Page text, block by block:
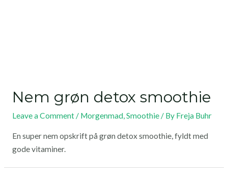
Nem grøn detox smoothie
Leave a Comment / Morgenmad,Smoothie/ By Freja Buhr
En super nem opskrift på grøn detox smoothie, fyldt med
gode vitaminer.